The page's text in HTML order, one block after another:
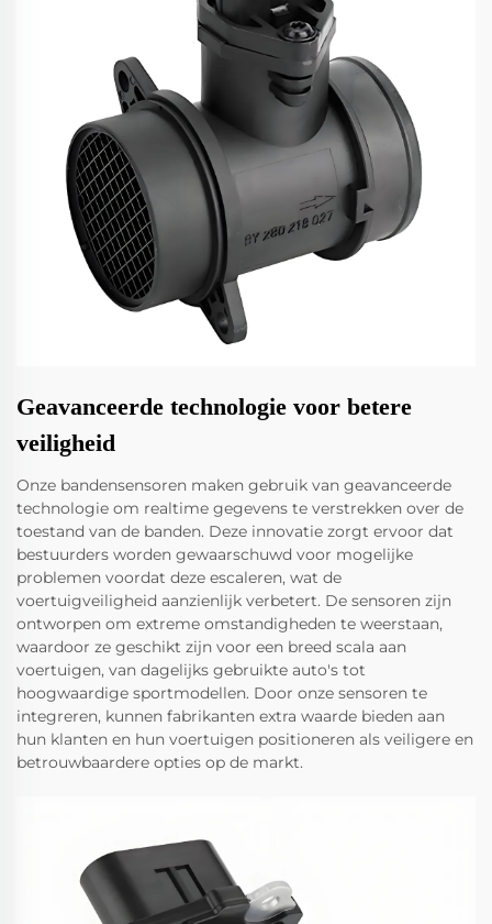
Geavanceerde technologie voor betere
veiligheid
Onze bandensensoren maken gebruik van geavanceerde
technologie om realtime gegevens te verstrekken over de
toestand van de banden. Deze innovatie zorgt ervoor dat
bestuurders worden gewaarschuwd voor mogelijke
problemen voordat deze escaleren, wat de
voertuigveiligheid aanzienlijk verbetert. De sensoren zijn
ontworpen om extreme omstandigheden te weerstaan,
waardoor ze geschikt zijn voor een breed scala aan
voertuigen, van dagelijks gebruikte auto's tot
hoogwaardige sportmodellen. Door onze sensoren te
integreren, kunnen fabrikanten extra waarde bieden aan
hun klanten en hun voertuigen positioneren als veiligere en
betrouwbaardere opties op de markt.